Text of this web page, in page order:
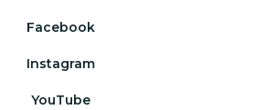
Facebook
Instagram
YouTube